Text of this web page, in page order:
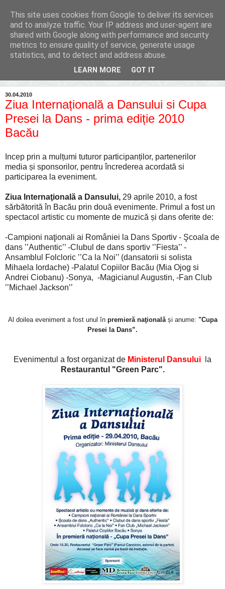
Inima Bacăului
Din inima Bacăului...spre inima ta...
30.04.2010
Ziua Internațională a Dansului si Cupa
Presei la Dans - prima ediție 2010
Bacău
Incep prin a mulțumi tuturor participanților, partenerilor
media și sponsorilor, pentru încrederea acordată si
participarea la eveniment.
Ziua Internaţională a Dansului, 29 aprile 2010, a fost
sărbătorită în Bacău prin două evenimente. Primul a fost un
spectacol artistic cu momente de muzică și dans oferite de:
-Campioni naţionali ai României la Dans Sportiv - Şcoala de
dans ’’Authentic’’ -Clubul de dans sportiv ’’Fiesta’’ -
Ansamblul Folcloric ’’Ca la Noi’’ (dansatorii si solista
Mihaela Iordache) -Palatul Copiilor Bacău (Mia Ojog si
Andrei Ciobanu) -Sonya, -Magicianul Augustin, -Fan Club
’’Michael Jackson’’
Al doilea eveniment a fost unul în premieră naţionalăși anume: "Cupa
Presei la Dans”.
Evenimentul a fost organizat de Ministerul Dansului
la
Restaurantul "Green Parc".
This site uses cookies from Google to deliver its services
and to analyze traffic. Your IP address and user-agent are
shared with Google along with performance and security
metrics to ensure quality of service, generate usage
statistics, and to detect and address abuse.
LEARN MORE GOT IT